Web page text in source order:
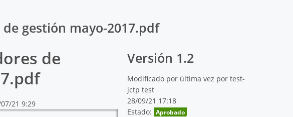
gestión mayo-2017.pdf
de
21 9:29
Versión 1.2
Modificado por última vez por test-
jctp test
28/09/21 17:18
Estado: Aprobado